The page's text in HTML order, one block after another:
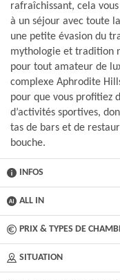
rafraîchissant, cela
à un séjour avec toute
une petite évasion du
mythologie et tradition
pour tout amateur de
complexe Aphrodite
pour que vous profitiez
d’activités sportives,
tas de bars et de
bouche.
INFOS
ALL IN
PRIX & TYPES DE
SITUATION